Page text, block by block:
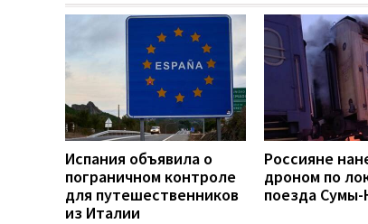
Испания объявила о
пограничном контроле
для путешественников
из Италии
Россияне
дроном по
поезда Сумы-